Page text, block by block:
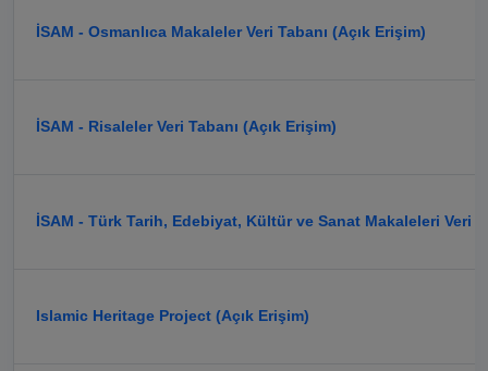
İSAM - Osmanlıca Makaleler Veri Tabanı (Açık Erişim)
İSAM - Risaleler Veri Tabanı (Açık Erişim)
İSAM - Türk Tarih, Edebiyat, Kültür ve Sanat Makaleleri Veri
Islamic Heritage Project (Açık Erişim)